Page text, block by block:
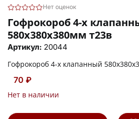
Нет оценок
Гофрокороб 4-х
580х380х380мм т23в
Артикул: 20044
Гофрокороб 4-х клапанный
70 ₽
Нет в наличии